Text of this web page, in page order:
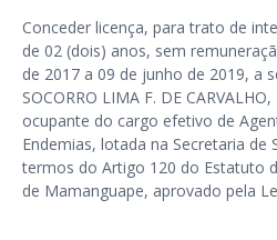
Conceder licença, para trato de
de 02 (dois) anos, sem
de 2017 a 09 de junho de 2019, a
SOCORRO LIMA F. DE
ocupante do cargo efetivo de
Endemias, lotada na Secretaria de
termos do Artigo 120 do Estatuto
de Mamanguape, aprovado pela